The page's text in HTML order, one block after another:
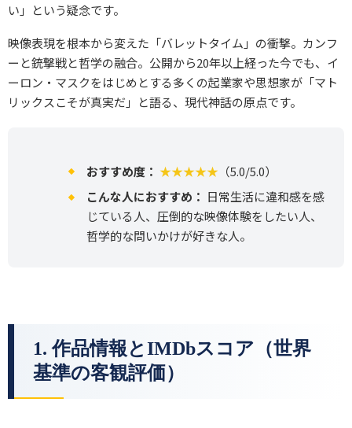
い」という疑念です。
映像表現を根本から変えた「バレットタイム」の衝撃。カンフ
ーと銃撃戦と哲学の融合。公開から20年以上経った今でも、イ
ーロン・マスクをはじめとする多くの起業家や思想家が「マト
リックスこそが真実だ」と語る、現代神話の原点です。
おすすめ度： ★★★★★ （5.0/5.0）
こんな人におすすめ： 日常生活に違和感を感
じている人、圧倒的な映像体験をしたい人、
哲学的な問いかけが好きな人。
1. 作品情報とIMDbスコア（世界
基準の客観評価）